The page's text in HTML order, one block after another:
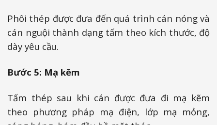
Phôi thép được đưa đến quá trình cán nóng và
cán nguội thành dạng tấm theo kích thước, độ
dày yêu cầu.
Bước 5: Mạ kẽm
Tấm thép sau khi cán được đưa đi mạ kẽm
theo phương pháp mạ điện, lớp mạ mỏng,